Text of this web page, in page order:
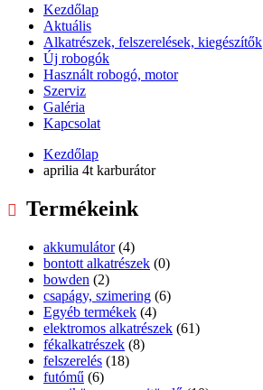
Kezdőlap
Aktuális
Alkatrészek, felszerelések, kiegészítők
Új robogók
Használt robogó, motor
Szerviz
Galéria
Kapcsolat
Kezdőlap
aprilia 4t karburátor
Termékeink
akkumulátor (4)
bontott alkatrészek (0)
bowden (2)
csapágy, szimering (6)
Egyéb termékek (4)
elektromos alkatrészek (61)
fékalkatrészek (8)
felszerelés (18)
futómű (6)